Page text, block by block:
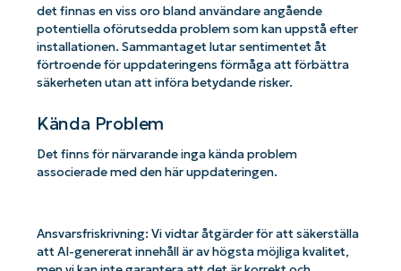
det finnas en viss oro bland användare angående
potentiella oförutsedda problem som kan uppstå efter
installationen. Sammantaget lutar sentimentet åt
förtroende för uppdateringens förmåga att förbättra
säkerheten utan att införa betydande risker.
Kända Problem
Det finns för närvarande inga kända problem
associerade med den här uppdateringen.
Ansvarsfriskrivning: Vi vidtar åtgärder för att säkerställa
att AI-genererat innehåll är av högsta möjliga kvalitet,